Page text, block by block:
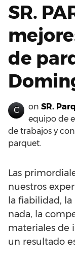
SR.
de
C on SR.
equipo de
de trabajos y
parquet.
Las
nuestros
la fiabilidad,
nada, la
materiales de
un resultado